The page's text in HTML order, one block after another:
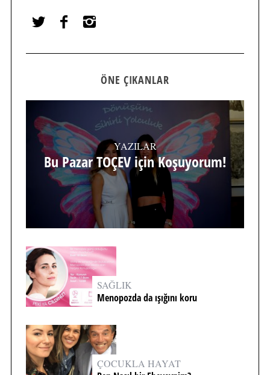
ÖNE ÇIKANLAR
YAZILAR
Bu Pazar TOÇEV için Koşuyorum!
SAĞLIK
Menopozda da ışığını koru
ÇOCUKLA HAYAT